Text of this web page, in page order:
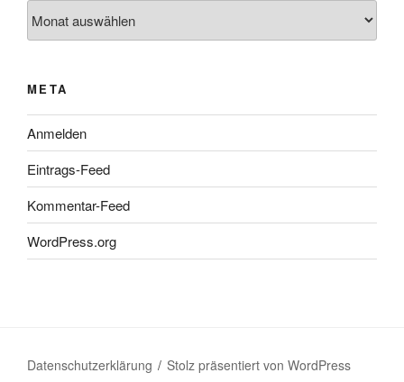
META
Anmelden
Eintrags-Feed
Kommentar-Feed
WordPress.org
Datenschutzerklärung Stolz präsentiert von WordPress